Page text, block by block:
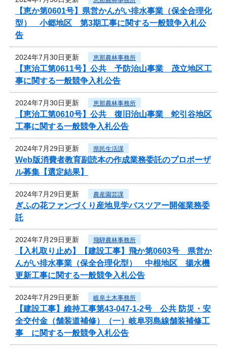
【恵か第0601号】県営かんがい排水事業（保全合理化
型） 小郷地区 第3期工事に関する一般競争入札公
告
2024年7月30日更新 恵那農林事務所
【恵治工第0611号】公共 予防治山事業 茂立地区工
事に関する一般競争入札公告
2024年7月30日更新 恵那農林事務所
【恵治工第0610号】公共 復旧治山事業 蛇引谷地区
工事に関する一般競争入札公告
2024年7月29日更新 県民生活課
Web版消費者教育副読本の作成業務委託のプロポーザ
ル募集【選定結果】
2024年7月29日更新 農産園芸課
ぎふの花ファンづくり産地見学バスツアー開催業務委
託
2024年7月29日更新 飛騨農林事務所
【入札取り止め】【建設工事】飛か第0603号 県営か
んがい排水事業（保全合理化型） 中根地区 揚水機
更新工事に関する一般競争入札公告
2024年7月29日更新 岐阜土木事務所
【建設工事】維持工事第43-047-1-2号 公共 防災・安
全交付金（舗装道補修）（一）岐阜羽島線舗装補修工
事 に関する一般競争入札公告